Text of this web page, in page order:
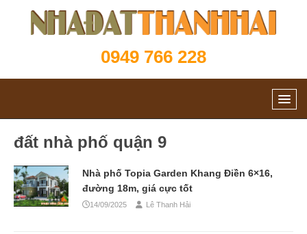
0949 766 228
đất nhà phố quận 9
Nhà phố Topia Garden Khang Điền 6×16,
đường 18m, giá cực tốt
14/09/2025 Lê Thanh Hải